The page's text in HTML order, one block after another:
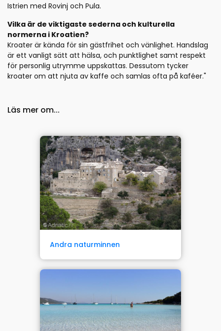
Istrien med Rovinj och Pula.
Vilka är de viktigaste sederna och kulturella
normerna i Kroatien?
Kroater är kända för sin gästfrihet och vänlighet. Handslag
är ett vanligt sätt att hälsa, och punktlighet samt respekt
för personlig utrymme uppskattas. Dessutom tycker
kroater om att njuta av kaffe och samlas ofta på kaféer."
Läs mer om...
Andra naturminnen